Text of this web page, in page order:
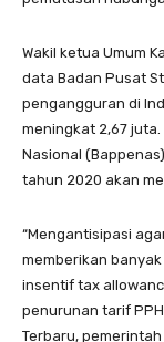
Wakil ketua Umum
data Badan Pusat
pengangguran di
meningkat 2,67
Nasional
tahun 2020 akan
“Mengantisipasi
memberikan
insentif tax
penurunan tarif
Terbaru,